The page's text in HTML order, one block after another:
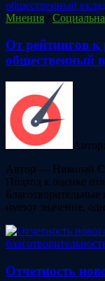
Мнения /
От рейтингов к
общественный
Автор:
Автор — Николай
Подход к оценке
имеют значение,
Отчетность